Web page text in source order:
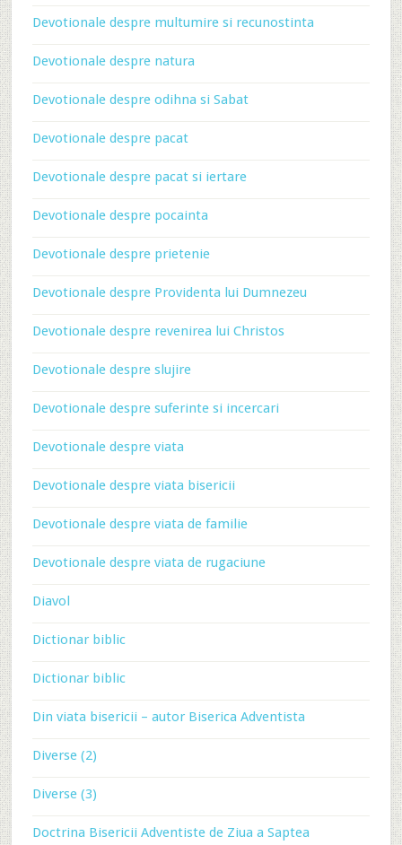
Devotionale despre multumire si recunostinta
Devotionale despre natura
Devotionale despre odihna si Sabat
Devotionale despre pacat
Devotionale despre pacat si iertare
Devotionale despre pocainta
Devotionale despre prietenie
Devotionale despre Providenta lui Dumnezeu
Devotionale despre revenirea lui Christos
Devotionale despre slujire
Devotionale despre suferinte si incercari
Devotionale despre viata
Devotionale despre viata bisericii
Devotionale despre viata de familie
Devotionale despre viata de rugaciune
Diavol
Dictionar biblic
Dictionar biblic
Din viata bisericii – autor Biserica Adventista
Diverse (2)
Diverse (3)
Doctrina Bisericii Adventiste de Ziua a Saptea